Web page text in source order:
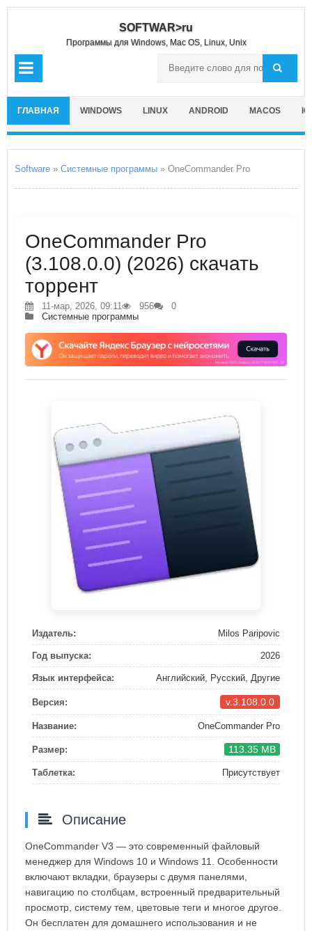
SOFTWAR>ru
Программы для Windows, Mac OS, Linux, Unix
ГЛАВНАЯ WINDOWS LINUX ANDROID MACOS
Software » Системные программы » OneCommander Pro
OneCommander Pro
(3.108.0.0) (2026) скачать
торрент
11-мар, 2026, 09:11 956
0
Системные программы
Издатель: Milos Paripovic
Год выпуска: 2026
Язык интерфейса: Английский, Русский, Другие
Версия: v.3.108.0.0
Название: OneCommander Pro
Размер: 113.35 MB
Таблетка: Присутствует
Описание
OneCommander V3 — это современный файловый
менеджер для Windows 10 и Windows 11. Особенности
включают вкладки, браузеры с двумя панелями,
навигацию по столбцам, встроенный предварительный
просмотр, систему тем, цветовые теги и многое другое.
Он бесплатен для домашнего использования и не